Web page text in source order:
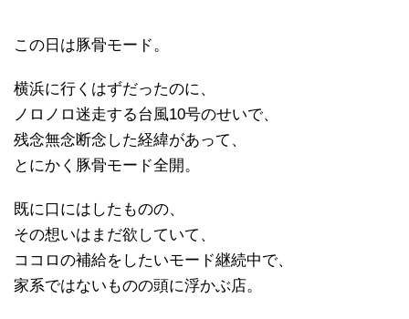
この日は豚骨モード。
横浜に行くはずだったのに、
ノロノロ迷走する台風10号のせいで、
残念無念断念した経緯があって、
とにかく豚骨モード全開。
既に口にはしたものの、
その想いはまだ欲していて、
ココロの補給をしたいモード継続中で、
家系ではないものの頭に浮かぶ店。